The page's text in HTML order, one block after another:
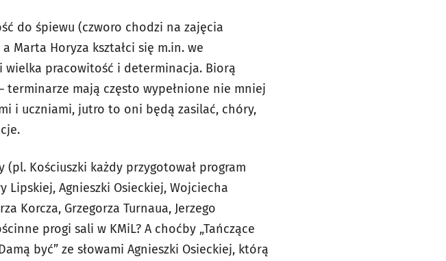
do śpiewu (czworo chodzi na zajęcia
Marta Horyza kształci się m.in. we
i wielka pracowitość i determinacja. Biorą
terminarze mają często wypełnione nie mniej
i uczniami, jutro to oni będą zasilać, chóry,
Kościuszki każdy przygotował program
Lipskiej, Agnieszki Osieckiej, Wojciecha
Korcza, Grzegorza Turnaua, Jerzego
progi sali w KMiL? A choćby „Tańczące
być” ze słowami Agnieszki Osieckiej, którą